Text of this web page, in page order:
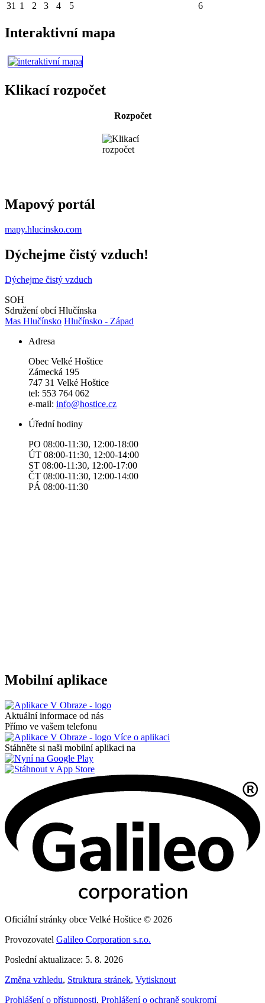
31 1 2 3 4 5 6
Interaktivní mapa
Klikací rozpočet
Rozpočet
Mapový portál
mapy.hlucinsko.com
Dýchejme čistý vzduch!
Dýchejme čistý vzduch
SOH
Sdružení obcí Hlučínska
Mas Hlučínsko Hlučínsko - Západ
Adresa
Obec Velké Hoštice
Zámecká 195
747 31 Velké Hoštice
tel: 553 764 062
e-mail: info@hostice.cz
Úřední hodiny
PO 08:00-11:30, 12:00-18:00
ÚT 08:00-11:30, 12:00-14:00
ST 08:00-11:30, 12:00-17:00
ČT 08:00-11:30, 12:00-14:00
​​​​PÁ 08:00-11:30
Mobilní aplikace
Aktuální informace od nás
Přímo ve vašem telefonu
Více o aplikaci
Stáhněte si naši mobilní aplikaci na
Oficiální stránky obce Velké Hoštice © 2026
Provozovatel Galileo Corporation s.r.o.
Poslední aktualizace: 5. 8. 2026
Změna vzhledu, Struktura stránek, Vytisknout
Prohlášení o přístupnosti, Prohlášení o ochraně soukromí